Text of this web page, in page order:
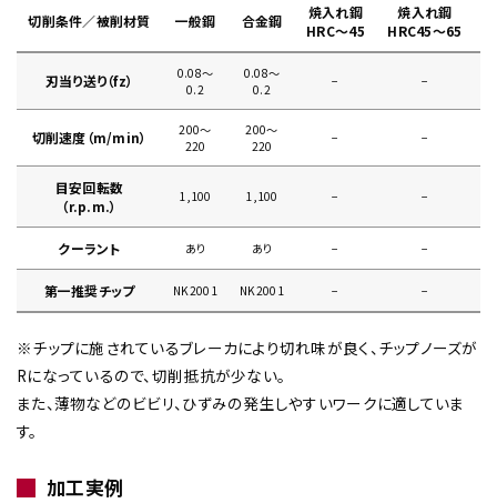
切削条件／被削材質 一般鋼 合金鋼
焼入れ鋼
HRC～45
焼入れ鋼
HRC45～65
刃当り送り（fz）
0.08〜
0.2
0.08〜
0.2
− −
切削速度（m/min）
200〜
220
200〜
220
− −
目安回転数
（r.p.m.）
1,100 1,100 − −
クーラント あり あり − −
第一推奨チップ NK2001 NK2001 − −
※チップに施されているブレーカにより切れ味が良く、チップノーズが
Rになっているので、切削抵抗が少ない。
また、薄物などのビビリ、ひずみの発生しやすいワークに適していま
す。
加工実例